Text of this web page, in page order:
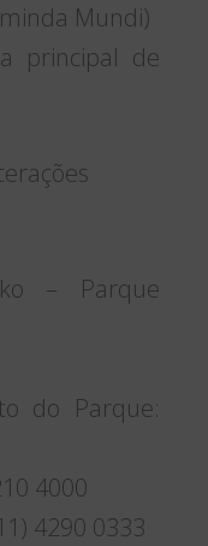
Mundi)
principal de
– Parque
do Parque:
4000
4290 0333